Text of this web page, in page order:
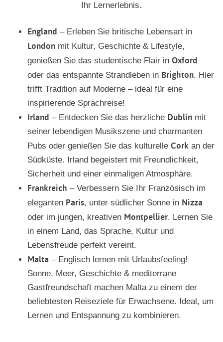
Ihr Lernerlebnis.
England – Erleben Sie britische Lebensart in
London mit Kultur, Geschichte & Lifestyle,
genießen Sie das studentische Flair in Oxford
oder das entspannte Strandleben in Brighton. Hier
trifft Tradition auf Moderne – ideal für eine
inspirierende Sprachreise!
Irland – Entdecken Sie das herzliche Dublin mit
seiner lebendigen Musikszene und charmanten
Pubs oder genießen Sie das kulturelle Cork an der
Südküste. Irland begeistert mit Freundlichkeit,
Sicherheit und einer einmaligen Atmosphäre.
Frankreich – Verbessern Sie Ihr Französisch im
eleganten Paris, unter südlicher Sonne in Nizza
oder im jungen, kreativen Montpellier. Lernen Sie
in einem Land, das Sprache, Kultur und
Lebensfreude perfekt vereint.
Malta – Englisch lernen mit Urlaubsfeeling!
Sonne, Meer, Geschichte & mediterrane
Gastfreundschaft machen Malta zu einem der
beliebtesten Reiseziele für Erwachsene. Ideal, um
Lernen und Entspannung zu kombinieren.